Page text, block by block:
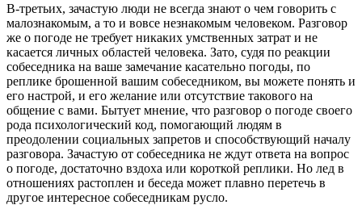
В-третьих, зачастую люди не всегда знают о чем говорить с
малознакомым, а то и вовсе незнакомым человеком. Разговор
же о погоде не требует никаких умственных затрат и не
касается личных областей человека. Зато, судя по реакции
собеседника на ваше замечание касательно погоды, по
реплике брошенной вашим собеседником, вы можете понять и
его настрой, и его желание или отсутствие такового на
общение с вами. Бытует мнение, что разговор о погоде своего
рода психологический код, помогающий людям в
преодолении социальных запретов и способствующий началу
разговора. Зачастую от собеседника не ждут ответа на вопрос
о погоде, достаточно вздоха или короткой реплики. Но лед в
отношениях растоплен и беседа может плавно перетечь в
другое интересное собеседникам русло.